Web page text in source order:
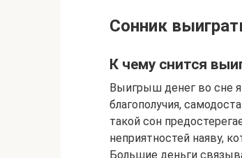
Сонник
К чему снится
Выигрыш денег во сне
благополучия,
такой сон
неприятностей наяву,
Большие деньги